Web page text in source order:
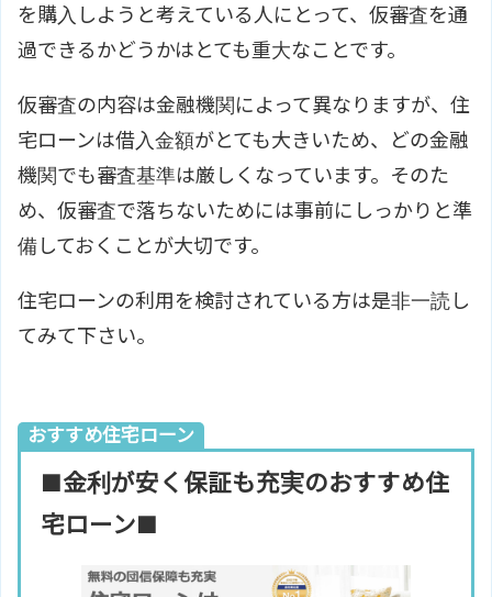
を購入しようと考えている人にとって、仮審査を通
過できるかどうかはとても重大なことです。
仮審査の内容は金融機関によって異なりますが、住
宅ローンは借入金額がとても大きいため、どの金融
機関でも審査基準は厳しくなっています。そのた
め、仮審査で落ちないためには事前にしっかりと準
備しておくことが大切です。
住宅ローンの利用を検討されている方は是非一読し
てみて下さい。
おすすめ住宅ローン
■金利が安く保証も充実のおすすめ住
宅ローン■